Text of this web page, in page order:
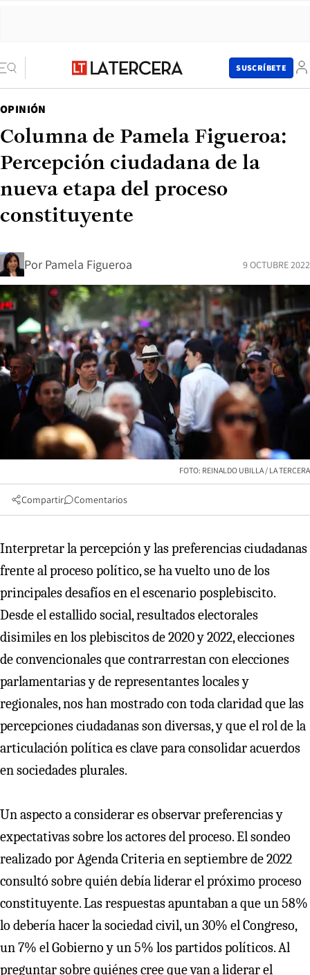
SUSCRÍBETE
OPINIÓN
Columna de Pamela Figueroa:
Percepción ciudadana de la
nueva etapa del proceso
constituyente
Por Pamela Figueroa 9 OCTUBRE 2022
FOTO: REINALDO UBILLA / LA TERCERA
Compartir Comentarios
Interpretar la percepción y las preferencias ciudadanas
frente al proceso político, se ha vuelto uno de los
principales desafíos en el escenario posplebiscito.
Desde el estallido social, resultados electorales
disimiles en los plebiscitos de 2020 y 2022, elecciones
de convencionales que contrarrestan con elecciones
parlamentarias y de representantes locales y
regionales, nos han mostrado con toda claridad que las
percepciones ciudadanas son diversas, y que el rol de la
articulación política es clave para consolidar acuerdos
en sociedades plurales.
Un aspecto a considerar es observar preferencias y
expectativas sobre los actores del proceso. El sondeo
realizado por Agenda Criteria en septiembre de 2022
consultó sobre quién debía liderar el próximo proceso
constituyente. Las respuestas apuntaban a que un 58%
lo debería hacer la sociedad civil, un 30% el Congreso,
un 7% el Gobierno y un 5% los partidos políticos. Al
preguntar sobre quiénes cree que van a liderar el